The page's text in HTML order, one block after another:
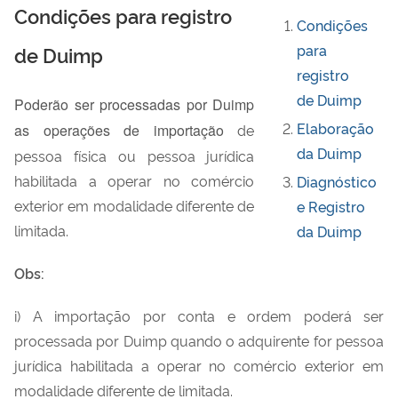
Condições
para
registro
de Duimp
Elaboração
da Duimp
Diagnóstico
e Registro
da Duimp
Condições para registro
de Duimp
Poderão ser processadas por Duimp
as operações de importaçãode
pessoa física ou pessoa jurídica
habilitada a operar no comércio
exterior em modalidade diferente de
limitada.
Obs:
i) A importação por conta e ordem poderá ser
processada por Duimp quando o adquirente for pessoa
jurídica habilitada a operar no comércio exterior em
modalidade diferente de limitada.